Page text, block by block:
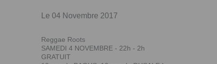
Le 04 Novembre 2017
Reggae Roots
SAMEDI 4 NOVEMBRE - 22h - 2h
GRATUIT